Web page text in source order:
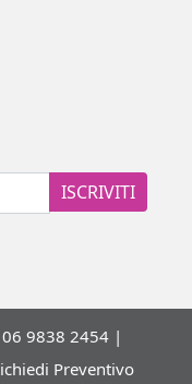
ISCRIVITI
9838 2454 |
Preventivo